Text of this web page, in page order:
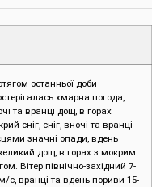
останньої доби
хмарна погода,
та вранці дощ, в горах
сніг, сніг, вночі та вранці
значні опади, вдень
дощ, в горах з мокрим
Вітер північно-західний 7-
с, вранці та вдень пориви 15-